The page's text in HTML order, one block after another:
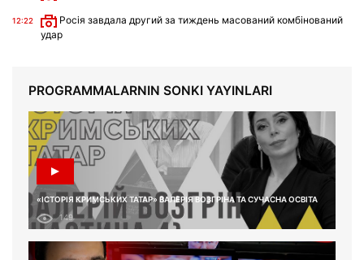
12:22
Росія завдала другий за тиждень масований комбінований
удар
PROGRAMMALARNIN SONKI YAYINLARI
«ІСТОРІЯ КРИМСЬКИХ ТАТАР» ВАЛЕРІЯ ВОЗГРІНА ТА СУЧАСНА ОСВІТА
149